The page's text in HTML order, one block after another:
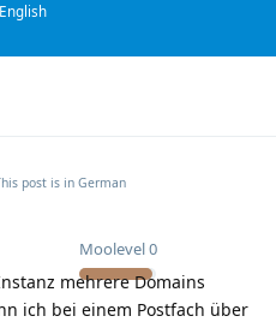
English
Moolevel0
post is in German
mehrere Domains
ich bei einem Postfach über